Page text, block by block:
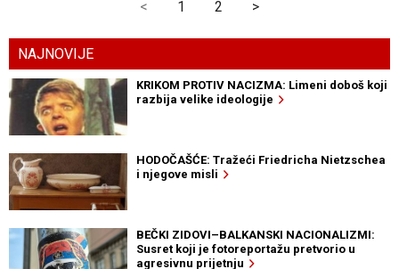
< 1 2 >
NAJNOVIJE
KRIKOM PROTIV NACIZMA: Limeni doboš koji
razbija velike ideologije
HODOČAŠĆE: Tražeći Friedricha Nietzschea
i njegove misli
BEČKI ZIDOVI–BALKANSKI NACIONALIZMI:
Susret koji je fotoreportažu pretvorio u
agresivnu prijetnju